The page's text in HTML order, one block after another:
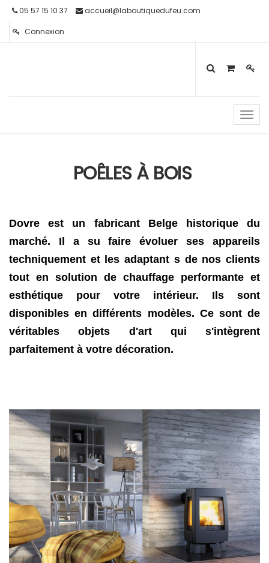
05 57 15 10 37 accueil@laboutiquedufeu.com
Connexion
POÊLES À BOIS
Dovre est un fabricant Belge historique du
marché. Il a su faire évoluer ses appareils
techniquement et les adaptant s de nos clients
tout en solution de chauffage performante et
esthétique pour votre intérieur. Ils sont
disponibles en différents modèles. Ce sont de
véritables objets d'art qui s'intègrent
parfaitement à votre décoration.